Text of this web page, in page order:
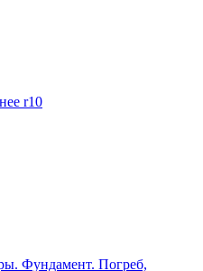
r10
Фундамент. Погреб,